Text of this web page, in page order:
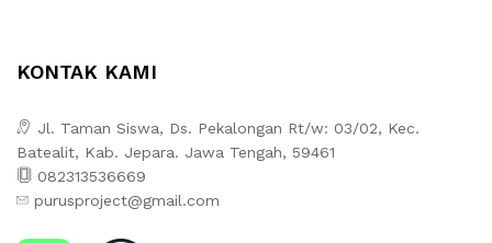
KONTAK KAMI
Jl. Taman Siswa, Ds. Pekalongan Rt/w: 03/02, Kec.
Batealit, Kab. Jepara. Jawa Tengah, 59461
082313536669
purusproject@gmail.com